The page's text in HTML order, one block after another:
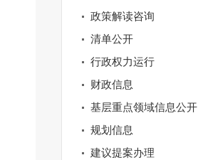
政策解读咨询
清单公开
行政权力运行
财政信息
基层重点领域信息公开
规划信息
建议提案办理